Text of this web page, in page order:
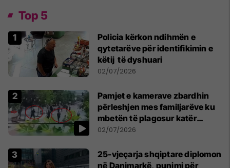
Top 5
Policia kërkon ndihmën e
qytetarëve për identifikimin e
këtij të dyshuari
02/07/2026
Pamjet e kamerave zbardhin
përleshjen mes familjarëve ku
mbetën të plagosur katër
persona
02/07/2026
25-vjeçarja shqiptare diplomon
në Danimarkë, punimi për